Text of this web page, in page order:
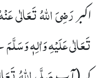
اکبررَضِیَ اللّٰہُ تَعَالٰی
تَعَالٰی عَلَیْہِ وَاٰلِہٖ وَسَلَّمَ